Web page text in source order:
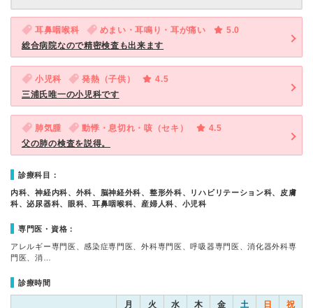
耳鼻咽喉科 めまい・耳鳴り・耳が痛い
5.0
総合病院なので精密検査も出来ます
小児科 発熱（子供）
4.5
三浦氏唯一の小児科です
肺気腫 動悸・息切れ・咳（セキ）
4.5
父の肺の検査を説得。
診療科目：
内科、神経内科、外科、脳神経外科、整形外科、リハビリテーション科、皮膚
科、泌尿器科、眼科、耳鼻咽喉科、産婦人科、小児科
専門医・資格：
アレルギー専門医、感染症専門医、外科専門医、呼吸器専門医、消化器外科専
門医、消…
診療時間
月 火 水 木 金 土 日 祝